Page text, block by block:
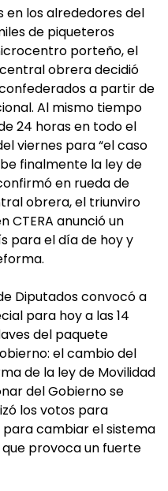
en los alrededores del
de piqueteros
porteño, el
obrera decidió
a partir de
Al mismo tiempo
24 horas en todo el
viernes para “el caso
finalmente la ley de
en rueda de
obrera, el triunviro
CTERA anunció un
para el día de hoy y
Diputados convocó a
para hoy a las 14
del paquete
el cambio del
de la ley de Movilidad
del Gobierno se
los votos para
cambiar el sistema
que provoca un fuerte